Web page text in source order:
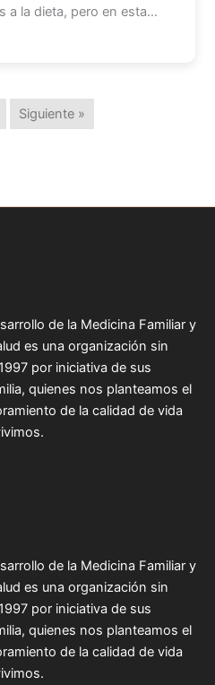
a la dieta, pero en esta…
Siguiente »
de la Medicina Familiar y
es una organización sin
por iniciativa de sus
quienes nos planteamos el
de la calidad de vida
de la Medicina Familiar y
es una organización sin
por iniciativa de sus
quienes nos planteamos el
de la calidad de vida